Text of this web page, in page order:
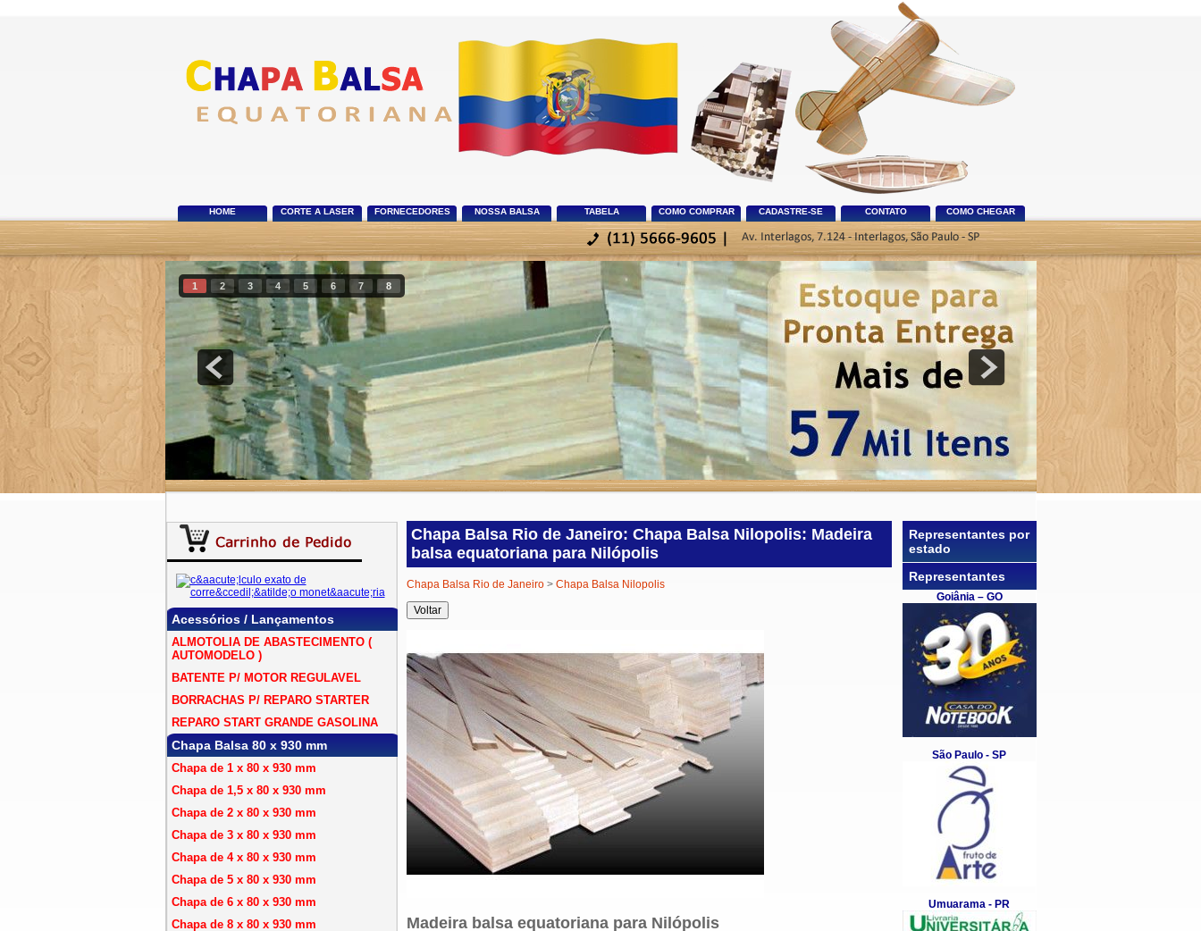
HOME CORTE A LASER FORNECEDORES NOSSA BALSA TABELA COMO COMPRAR CADASTRE-SE CONTATO COMO CHEGAR
1 2 3 4 5 6 7 8
Acessórios / Lançamentos
ALMOTOLIA DE ABASTECIMENTO (
AUTOMODELO )
BATENTE P/ MOTOR REGULAVEL
BORRACHAS P/ REPARO STARTER
REPARO START GRANDE GASOLINA
Chapa Balsa 80 x 930 mm
Chapa de 1 x 80 x 930 mm
Chapa de 1,5 x 80 x 930 mm
Chapa de 2 x 80 x 930 mm
Chapa de 3 x 80 x 930 mm
Chapa de 4 x 80 x 930 mm
Chapa de 5 x 80 x 930 mm
Chapa de 6 x 80 x 930 mm
Chapa de 8 x 80 x 930 mm
Chapa Balsa Rio de Janeiro: Chapa Balsa Nilopolis: Madeira
balsa equatoriana para Nilópolis
Chapa Balsa Rio de Janeiro> Chapa Balsa Nilopolis
Madeira balsa equatoriana para Nilópolis
Representantes por
estado
Representantes
Goiânia – GO
São Paulo - SP
Umuarama - PR